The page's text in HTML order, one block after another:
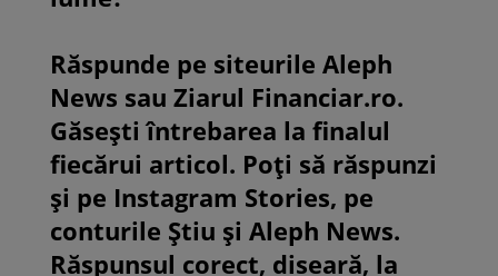
Răspunde pe siteurile Aleph
News sau Ziarul Financiar.ro.
Găsești întrebarea la finalul
fiecărui articol. Poți să răspunzi
și pe Instagram Stories, pe
conturile Știu și Aleph News.
Răspunsul corect, diseară, la